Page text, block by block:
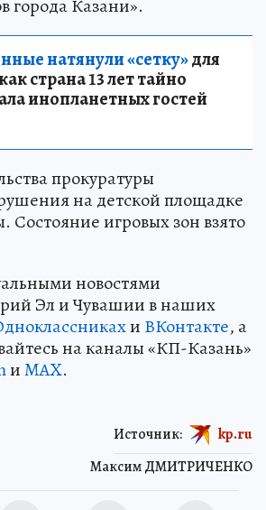
города Казани».
натянули «сетку»для
страна 13 лет тайно
инопланетных гостей
прокуратуры
на детской площадке
Состояние игровых зон взято
новостями
Эл и Чувашии в наших
и ВКонтакте, а
на каналы «КП-Казань»
иMAX.
Максим ДМИТРИЧЕНКО
Источник: kp.ru